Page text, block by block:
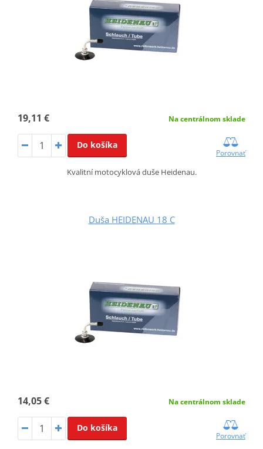
19,11 € Na centrálnom sklade
Do košíka
Porovnať
Kvalitní motocyklová duše Heidenau.
Duša HEIDENAU 18 C
14,05 € Na centrálnom sklade
Do košíka
Porovnať